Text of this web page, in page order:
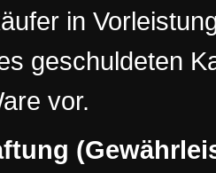
in
geschuldeten
vor.